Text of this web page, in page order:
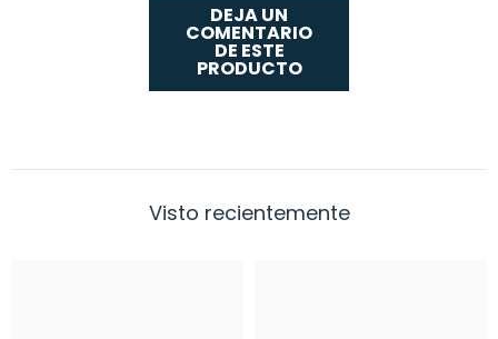
DEJA UN
COMENTARIO
DE ESTE
PRODUCTO
Visto recientemente